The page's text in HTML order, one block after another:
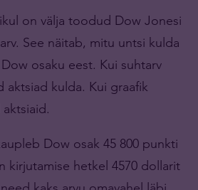
on välja toodud Dow Jonesi
See näitab, mitu untsi kulda
osaku eest. Kui suhtarv
aktsiad kulda. Kui graafik
Dow osak 45 800 punkti
kirjutamise hetkel 4570 dollarit